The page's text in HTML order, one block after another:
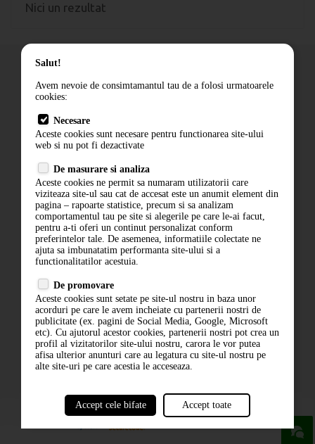
Nici un rezultat
Cum comand
Livrare
Contact
Politica de confidentialitate
ANPC
ABONARE LA NEWSLETTER
ABONARE
Salut!
Avem nevoie de consimtamantul tau de a folosi urmatoarele
cookies:
Necesare
Aceste cookies sunt necesare pentru functionarea site-ului
web si nu pot fi dezactivate
De masurare si analiza
Aceste cookies ne permit sa numaram utilizatorii care
viziteaza site-ul sau cat de accesat este un anumit element din
pagina – rapoarte statistice, precum si sa analizam
comportamentul tau pe site si alegerile pe care le-ai facut,
pentru a-ti oferi un continut personalizat conform
preferintelor tale. De asemenea, informatiile colectate ne
ajuta sa imbunatatim performanta site-ului si a
functionalitatilor acestuia.
De promovare
Aceste cookies sunt setate pe site-ul nostru in baza unor
acorduri pe care le avem incheiate cu partenerii nostri de
publicitate (ex. pagini de Social Media, Google, Microsoft
etc). Cu ajutorul acestor cookies, partenerii nostri pot crea un
profil al vizitatorilor site-ului nostru, carora le vor putea
afisa ulterior anunturi care au legatura cu site-ul nostru pe
alte site-uri pe care acestia le acceseaza.
Accept cele bifate Accept toate